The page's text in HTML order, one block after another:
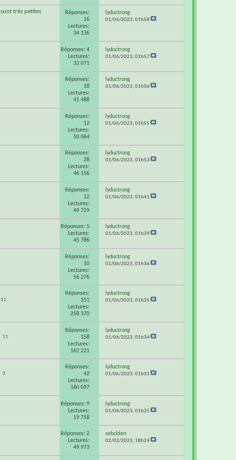
très petites
Réponses:
16
Lectures:
34 136
lyductrong
01/06/2023, 01h58
Réponses: 4
Lectures:
33 071
lyductrong
01/06/2023, 01h57
Réponses:
18
Lectures:
41 488
lyductrong
01/06/2023, 01h56
Réponses:
12
Lectures:
50 064
lyductrong
01/06/2023, 01h55
Réponses:
28
Lectures:
46 156
lyductrong
01/06/2023, 01h53
Réponses:
12
Lectures:
49 729
lyductrong
01/06/2023, 01h41
Réponses: 5
Lectures:
45 786
lyductrong
01/06/2023, 01h39
Réponses:
10
Lectures:
56 276
lyductrong
01/06/2023, 01h36
11
Réponses:
151
Lectures:
258 370
lyductrong
01/06/2023, 01h35
11
Réponses:
158
Lectures:
162 221
lyductrong
01/06/2023, 01h34
3
Réponses:
42
Lectures:
160 097
lyductrong
01/06/2023, 01h31
Réponses: 9
Lectures:
19 758
lyductrong
01/06/2023, 01h25
Réponses: 2
Lectures:
49 973
sebcbien
02/02/2023, 18h24